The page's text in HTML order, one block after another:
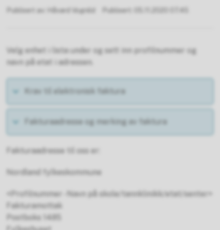
Publisert av Håvard Vognild Publisert
Velg enhet i lista under og sett inn profilnummer og
navn på etat i adressen.
Krav til elektronisk faktura
Fakturaadresse og merking av faktura
Fakturaadresse til oss er:
Nordland fylkeskommune
<Profilnummer - Navn på skole/tannklinikk/etat/senter>
Fakturamottak
Postboks 1485